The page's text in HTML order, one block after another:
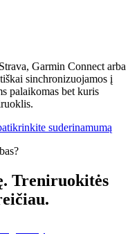
Garmin Connect arba
sinchronizuojamos į
palaikomas bet kuris
suderinamumą
Treniruokitės